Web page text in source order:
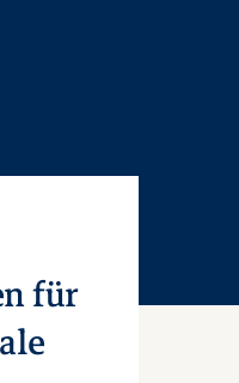
für